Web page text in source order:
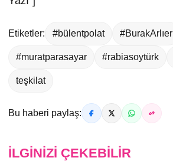
Etiketler: #bülentpolat #BurakArlıer
#muratparasayar #rabiasoytürk
teşkilat
Bu haberi paylaş:
İLGINIZI ÇEKEBILIR